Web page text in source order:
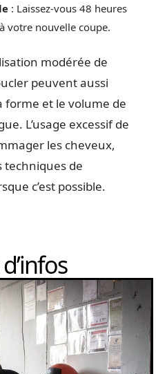
: Laissez-vous 48 heures
votre nouvelle coupe.
modérée de
peuvent aussi
et le volume de
L’usage excessif de
les cheveux,
techniques de
c’est possible.